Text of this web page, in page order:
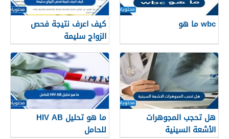
wbc ما هو
كيف اعرف نتيجة فحص
الزواج سليمة
هل تحجب المجوهرات
الأشعة السينية
ما هو تحليل HIV AB
للحامل